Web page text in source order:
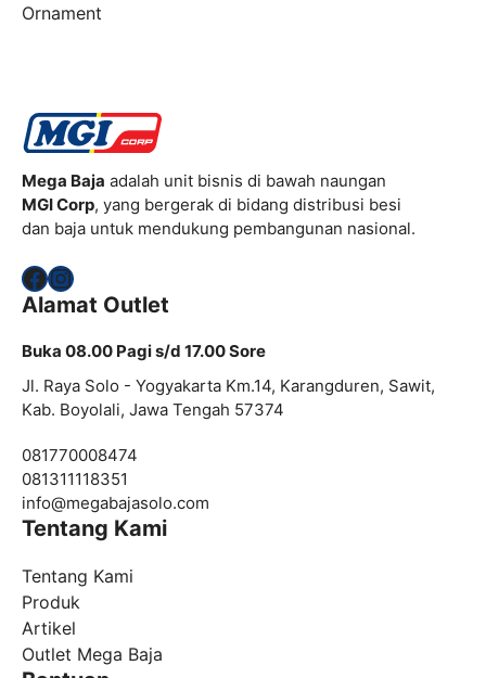
Ornament
Mega Baja adalah unit bisnis di bawah naungan
MGI Corp, yang bergerak di bidang distribusi besi
dan baja untuk mendukung pembangunan nasional.
Facebook
Instagram
Alamat Outlet
Buka 08.00 Pagi s/d 17.00 Sore
Jl. Raya Solo - Yogyakarta Km.14, Karangduren, Sawit,
Kab. Boyolali, Jawa Tengah 57374
081770008474
081311118351
info@megabajasolo.com
Tentang Kami
Tentang Kami
Produk
Artikel
Outlet Mega Baja